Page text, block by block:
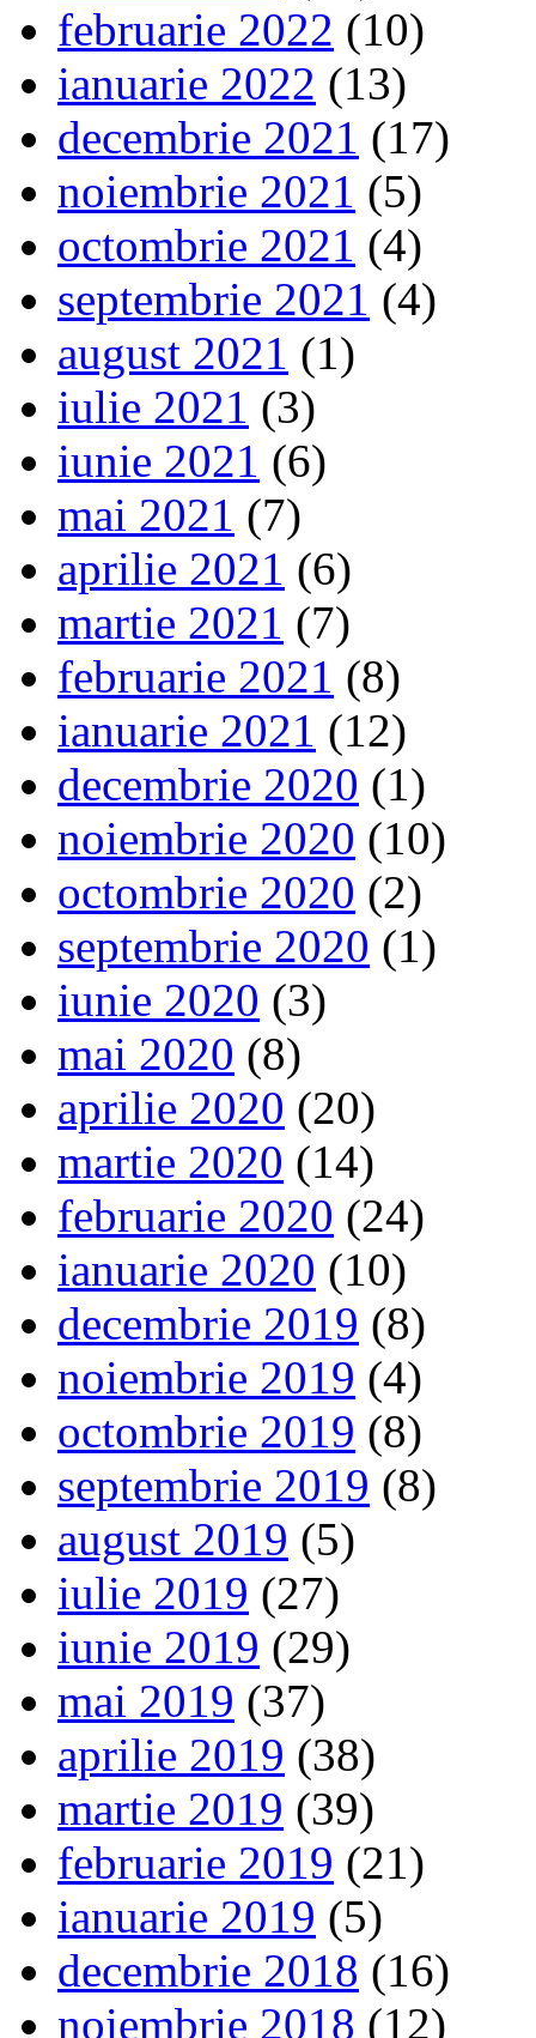
februarie 2022 (10)
ianuarie 2022 (13)
decembrie 2021 (17)
noiembrie 2021 (5)
octombrie 2021 (4)
septembrie 2021 (4)
august 2021 (1)
iulie 2021 (3)
iunie 2021 (6)
mai 2021 (7)
aprilie 2021 (6)
martie 2021 (7)
februarie 2021 (8)
ianuarie 2021 (12)
decembrie 2020 (1)
noiembrie 2020 (10)
octombrie 2020 (2)
septembrie 2020 (1)
iunie 2020 (3)
mai 2020 (8)
aprilie 2020 (20)
martie 2020 (14)
februarie 2020 (24)
ianuarie 2020 (10)
decembrie 2019 (8)
noiembrie 2019 (4)
octombrie 2019 (8)
septembrie 2019 (8)
august 2019 (5)
iulie 2019 (27)
iunie 2019 (29)
mai 2019 (37)
aprilie 2019 (38)
martie 2019 (39)
februarie 2019 (21)
ianuarie 2019 (5)
decembrie 2018 (16)
noiembrie 2018 (12)